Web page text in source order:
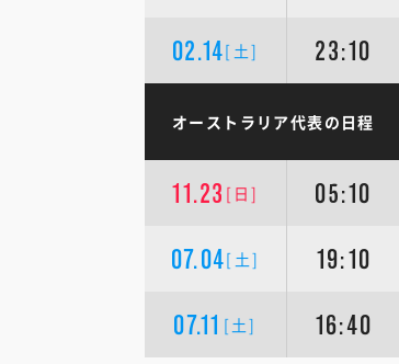
02.14[土] 23:10
オーストラリア代表の日程
11.23 [日] 05:10
07.04[土] 19:10
07.11 [土] 16:40